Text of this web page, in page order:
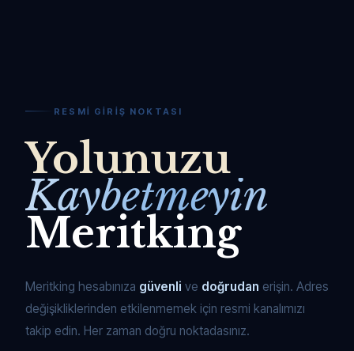
RESMI GIRIŞ NOKTASI
Yolunuzu
Kaybetmeyin
Meritking
Meritking hesabınıza güvenli ve doğrudan erişin. Adres
değişikliklerinden etkilenmemek için resmi kanalımızı
takip edin. Her zaman doğru noktadasınız.